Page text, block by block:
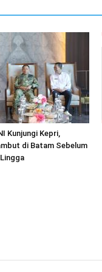
Kunjungi Kepri,
di Batam Sebelum